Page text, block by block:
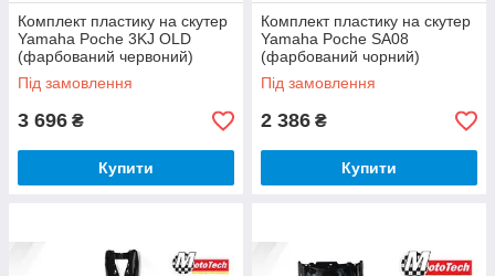
Комплект пластику на скутер
Yamaha Poche 3KJ OLD
(фарбований червоний)
Mototech
Під замовлення
3 696 ₴
Купити
Комплект пластику на скутер
Yamaha Poche SA08
(фарбований чорний)
Mototech
Під замовлення
2 386 ₴
Купити